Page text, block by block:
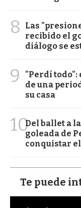
8
Las
recibido el
diálogo se
9
"Perdí todo":
de una
su casa
10Del ballet a
goleada de
conquistar
Te puede